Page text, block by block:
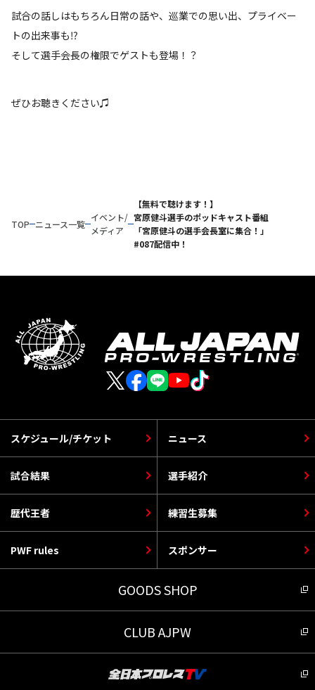
試合の話しはもちろん日常の話や、巡業での思い出、プライベー
トの出来事も⁉
そして選手会長の権限でゲストも登場！？
ぜひお聴きください♫
TOP ニュース一覧
イベント/
メディア
【無料で聴けます！】
宮原健斗選手のポッドキャスト番組
「宮原健斗の選手会長室に集合！」
#087配信中！
スケジュール/チケット
選手紹介
PWF rules
ニュース
歴代王者
スポンサー
試合結果
練習生募集
GOODS SHOP
CLUB AJPW